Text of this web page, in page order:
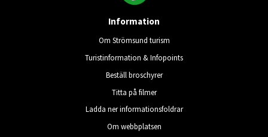
Information
Om Strömsund turism
Turistinformation & Infopoints
Beställ broschyrer
Titta på filmer
Ladda ner informationsfoldrar
Om webbplatsen